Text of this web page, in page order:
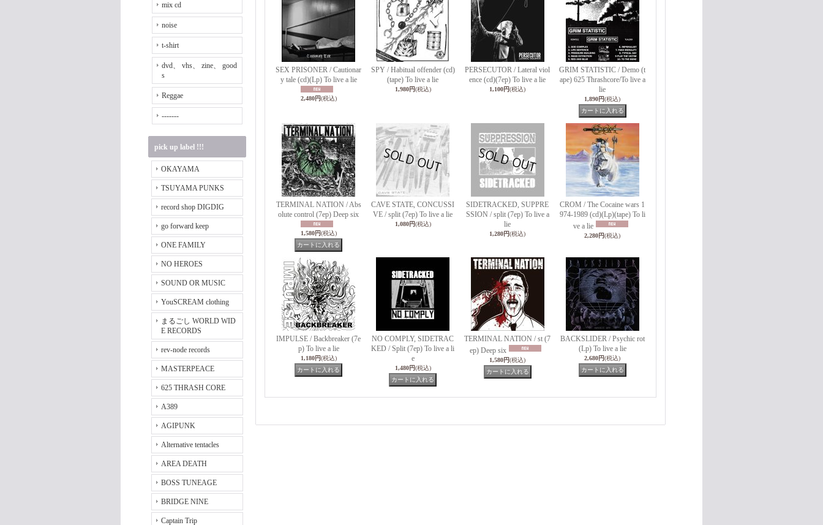
mix cd
noise
t-shirt
dvd、 vhs、 zine、 good
s
Reggae
-------
pick up label !!!
OKAYAMA
TSUYAMA PUNKS
record shop DIGDIG
go forward keep
ONE FAMILY
NO HEROES
SOUND OR MUSIC
YouSCREAM clothing
まるごし WORLD WID
E RECORDS
rev-node records
MASTERPEACE
625 THRASH CORE
A389
AGIPUNK
Alternative tentacles
AREA DEATH
BOSS TUNEAGE
BRIDGE NINE
Captain Trip
SEX PRISONER / Cautionar
y tale (cd)(Lp) To live a lie
2,480円(税込)
SPY / Habitual offender (cd)
(tape) To live a lie
1,980円(税込)
PERSECUTOR / Lateral viol
ence (cd)(7ep) To live a lie
1,100円(税込)
GRIM STATISTIC / Demo (t
ape) 625 Thrashcore/To live a
lie
1,890円(税込)
TERMINAL NATION / Abs
olute control (7ep) Deep six
1,580円(税込)
CAVE STATE, CONCUSSI
VE / split (7ep) To live a lie
1,080円(税込)
SIDETRACKED, SUPPRE
SSION / split (7ep) To live a
lie
1,280円(税込)
CROM / The Cocaine wars 1
974-1989 (cd)(Lp)(tape) To li
ve a lie
2,280円(税込)
IMPULSE / Backbreaker (7e
p) To live a lie
1,180円(税込)
NO COMPLY, SIDETRAC
KED / Split (7ep) To live a li
e
1,480円(税込)
TERMINAL NATION / st (7
ep) Deep six
1,580円(税込)
BACKSLIDER / Psychic rot
(Lp) To live a lie
2,680円(税込)